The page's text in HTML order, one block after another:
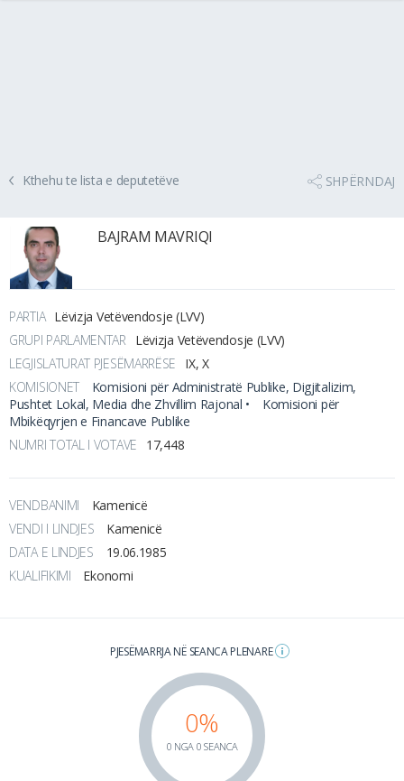
Kthehu te lista e deputetëve SHPËRNDAJ
BAJRAM MAVRIQI
PARTIA Lëvizja Vetëvendosje (LVV)
GRUPI PARLAMENTAR
Lëvizja Vetëvendosje (LVV)
LEGJISLATURAT PJESËMARRËSE
IX, X
KOMISIONET
Komisioni për Administratë Publike, Digjitalizim,
Pushtet Lokal, Media dhe Zhvillim Rajonal •
Komisioni për
Mbikëqyrjen e Financave Publike
NUMRI TOTAL I VOTAVE
17,448
VENDBANIMI
Kamenicë
VENDI I LINDJES
Kamenicë
DATA E LINDJES
19.06.1985
KUALIFIKIMI
Ekonomi
PJESËMARRJA NË SEANCA PLENARE
0%
0 NGA 0 SEANCA